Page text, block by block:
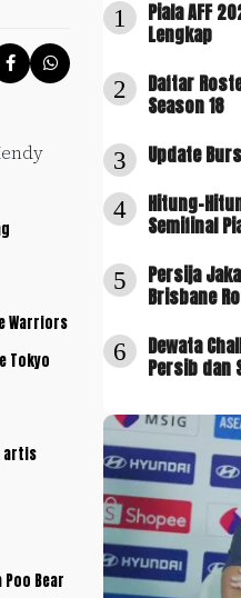
Warriors
Tokyo
artis
Bear
1
Piala AFF
Lengkap
2
Daftar
Season 18
3 Update
4
Hitung-
Semifinal
5
Persija
Brisbane
6
Dewata
Persib dan